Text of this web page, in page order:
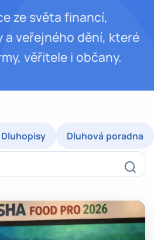
ze světa financí,
a veřejného dění, které
věřitele i občany.
Dluhopisy
Dluhová poradna